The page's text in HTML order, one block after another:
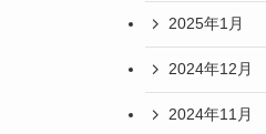
2025年1月
2024年12月
2024年11月